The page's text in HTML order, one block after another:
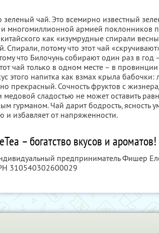
зеленый чай. Это всемирно известный
многомиллионной армией поклонников
как «изумрудные спирали
Спирали, потому что этот чай
что Билочунь собирают один раз в год
чай только в одном месте – в провинции
этого напитка как взмах крыла бабочки:
прекрасный. Сочность фруктов с
медовой сладостью не может оставить
гурманом. Чай дарит бодрость, ясность
и избавляет от напряженности.
– богатство вкусов и ароматов!
предприниматель Фишер
310540302600029